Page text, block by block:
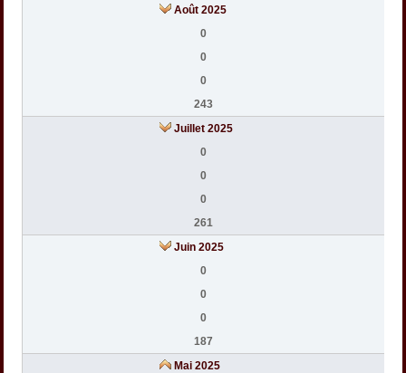
Août 2025
0
0
0
243
Juillet 2025
0
0
0
261
Juin 2025
0
0
0
187
Mai 2025